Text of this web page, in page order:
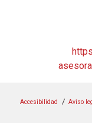
Accesibilidad Aviso